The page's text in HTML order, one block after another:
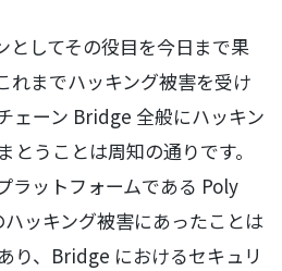
としてその役目を今日まで果
れまでハッキング被害を受け
ェーン Bridge 全般にハッキン
とうことは周知の通りです。
ラットフォームである Poly
ッキング被害にあったことは
り、Bridge におけるセキュリ